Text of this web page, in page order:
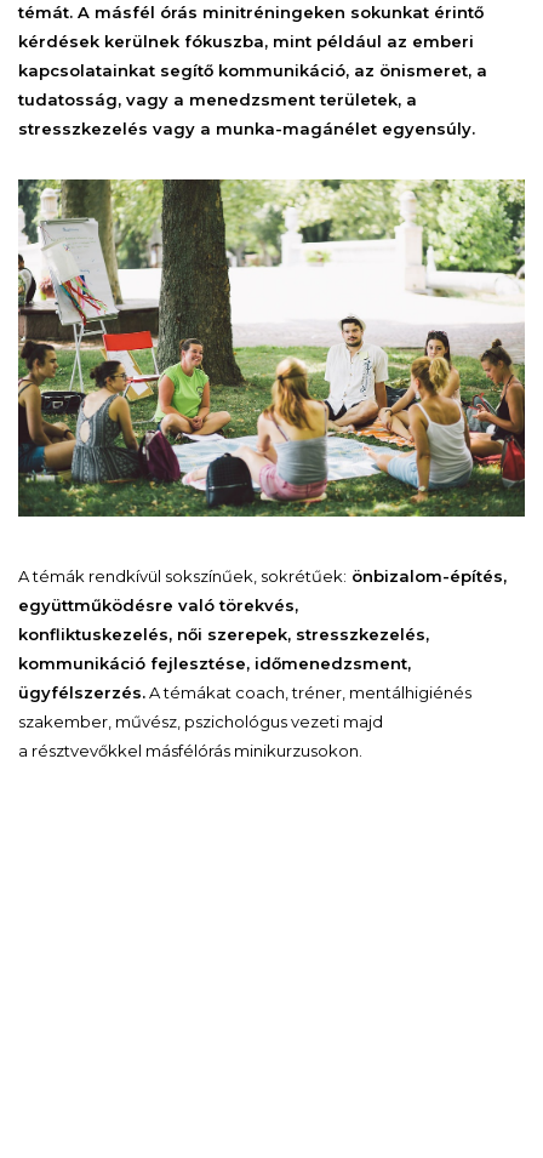
témát. A másfél órás minitréningeken sokunkat érintő
kérdések kerülnek fókuszba, mint például az emberi
kapcsolatainkat segítő kommunikáció, az önismeret, a
tudatosság, vagy a menedzsment területek, a
stresszkezelés vagy a munka-magánélet egyensúly.
A témák rendkívül sokszínűek, sokrétűek: önbizalom-építés,
együttműködésre való törekvés,
konfliktuskezelés, női szerepek, stresszkezelés,
kommunikáció fejlesztése, időmenedzsment,
ügyfélszerzés.A témákat coach, tréner, mentálhigiénés
szakember, művész, pszichológus vezeti majd
a résztvevőkkel másfélórás minikurzusokon.